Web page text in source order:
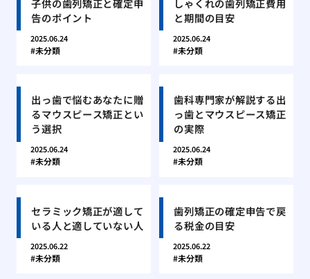
子供の歯列矯正と確定申
告のポイント
2025.06.24
未分類
しゃくれの歯列矯正費用
と期間の目安
2025.06.24
未分類
出っ歯で悩むあなたに贈
るマウスピース矯正とい
う選択
2025.06.24
未分類
歯科専門家が解説する出
っ歯とマウスピース矯正
の実際
2025.06.24
未分類
セラミック矯正が適して
いる人と適していない人
2025.06.22
未分類
歯列矯正の確定申告で戻
る税金の目安
2025.06.22
未分類